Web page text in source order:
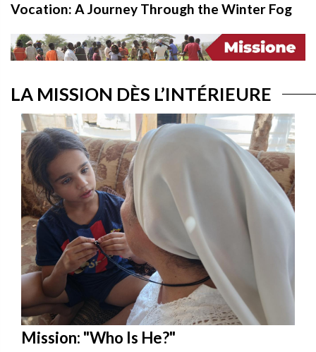
Vocation: A Journey Through the Winter Fog
LA MISSION DÈS L’INTÉRIEURE
Mission: "Who Is He?"